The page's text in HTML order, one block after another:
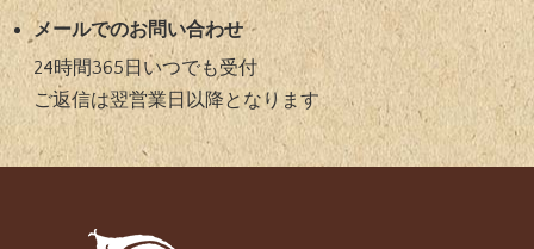
メールでのお問い合わせ
24時間365⽇いつでも受付
ご返信は翌営業⽇以降となります